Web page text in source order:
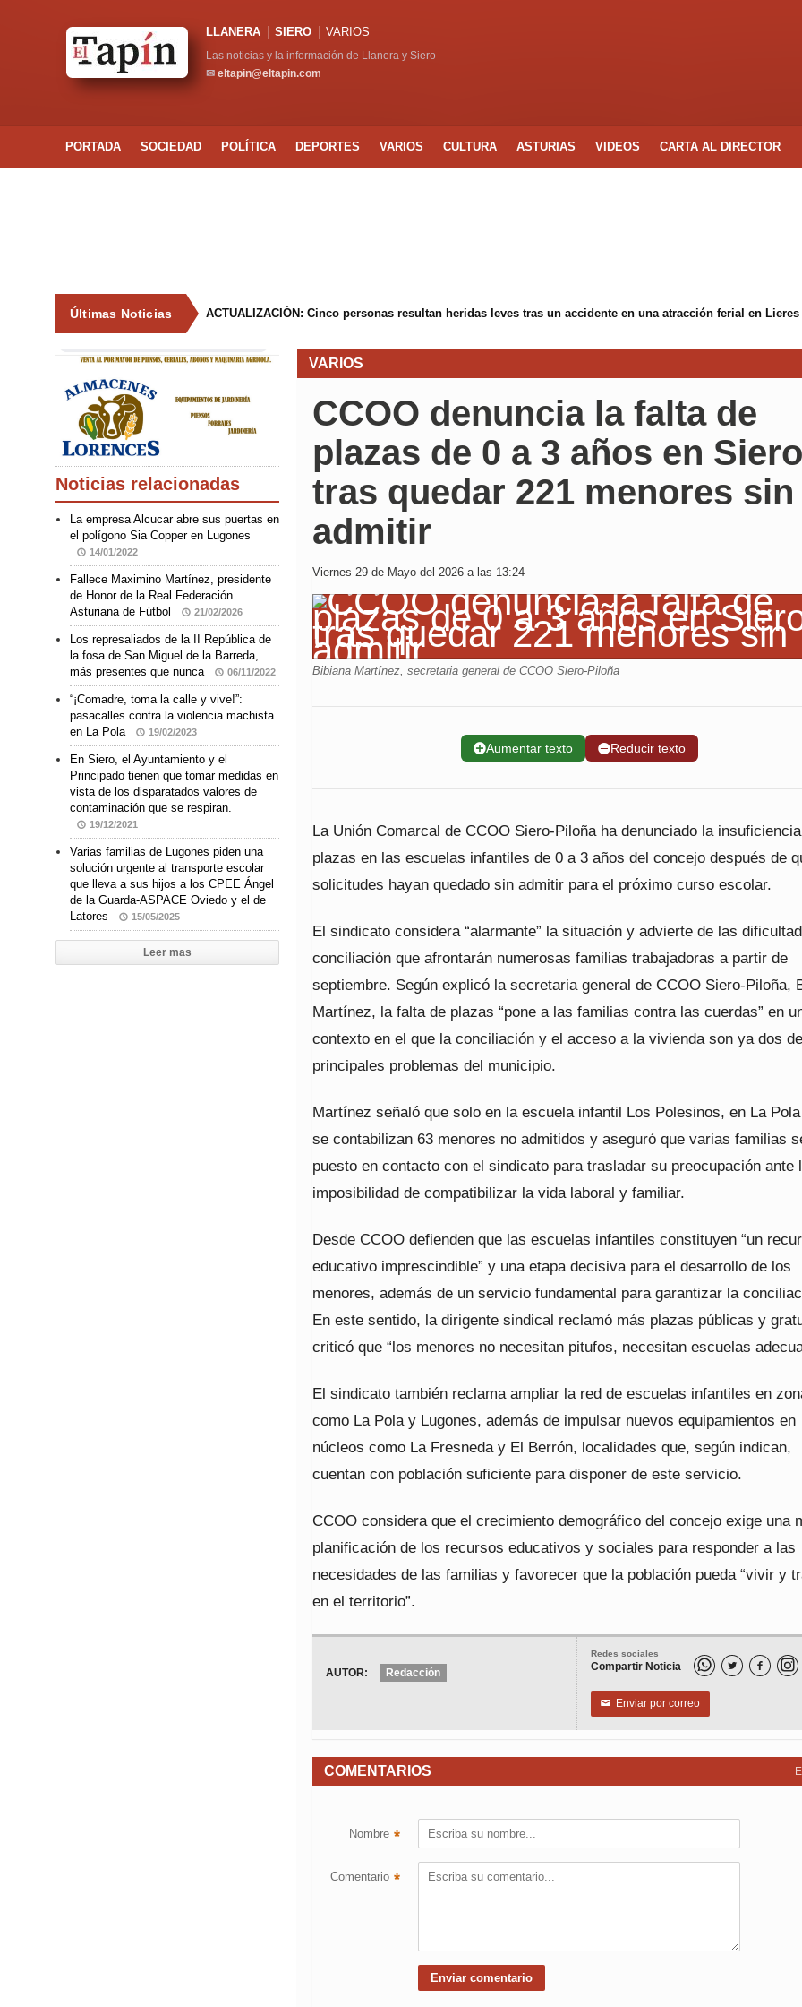
LLANERA SIERO VARIOS
Las noticias y la información de Llanera y Siero
✉ eltapin@eltapin.com
PORTADA SOCIEDAD POLÍTICA DEPORTES VARIOS CULTURA ASTURIAS VIDEOS CARTA AL DIRECTOR
Últimas Noticias ACTUALIZACIÓN: Cinco personas resultan heridas leves tras un accidente en una atracción ferial en Lieres
VARIOS
CCOO denuncia la falta de
plazas de 0 a 3 años en Siero
tras quedar 221 menores sin
admitir
Viernes 29 de Mayo del 2026 a las 13:24
Bibiana Martínez, secretaria general de CCOO Siero-Piloña
➕Aumentar texto ➖Reducir texto
La Unión Comarcal de CCOO Siero-Piloña ha denunciado la
plazas en las escuelas infantiles de 0 a 3 años del concejo después de
solicitudes hayan quedado sin admitir para el próximo curso escolar.
El sindicato considera “alarmante” la situación y advierte de las
conciliación que afrontarán numerosas familias trabajadoras a partir de
septiembre. Según explicó la secretaria general de CCOO Siero-Piloña,
Martínez, la falta de plazas “pone a las familias contra las cuerdas” en
contexto en el que la conciliación y el acceso a la vivienda son ya dos
principales problemas del municipio.
Martínez señaló que solo en la escuela infantil Los Polesinos, en La
se contabilizan 63 menores no admitidos y aseguró que varias familias
puesto en contacto con el sindicato para trasladar su preocupación ante
imposibilidad de compatibilizar la vida laboral y familiar.
Desde CCOO defienden que las escuelas infantiles constituyen “un
educativo imprescindible” y una etapa decisiva para el desarrollo de los
menores, además de un servicio fundamental para garantizar la
En este sentido, la dirigente sindical reclamó más plazas públicas y
criticó que “los menores no necesitan pitufos, necesitan escuelas
El sindicato también reclama ampliar la red de escuelas infantiles en
como La Pola y Lugones, además de impulsar nuevos equipamientos en
núcleos como La Fresneda y El Berrón, localidades que, según indican,
cuentan con población suficiente para disponer de este servicio.
CCOO considera que el crecimiento demográfico del concejo exige una
planificación de los recursos educativos y sociales para responder a las
necesidades de las familias y favorecer que la población pueda “vivir y
en el territorio”.
Redes sociales
Compartir Noticia  
✉ Enviar por correo
AUTOR: Redacción
COMENTARIOS
Nombre *
Comentario *
Noticias relacionadas
La empresa Alcucar abre sus puertas en
el polígono Sia Copper en Lugones
14/01/2022
Fallece Maximino Martínez, presidente
de Honor de la Real Federación
Asturiana de Fútbol
21/02/2026
Los represaliados de la II República de
la fosa de San Miguel de la Barreda,
más presentes que nunca
06/11/2022
“¡Comadre, toma la calle y vive!”:
pasacalles contra la violencia machista
en La Pola
19/02/2023
En Siero, el Ayuntamiento y el
Principado tienen que tomar medidas en
vista de los disparatados valores de
contaminación que se respiran.
19/12/2021
Varias familias de Lugones piden una
solución urgente al transporte escolar
que lleva a sus hijos a los CPEE Ángel
de la Guarda-ASPACE Oviedo y el de
Latores
15/05/2025
Leer mas